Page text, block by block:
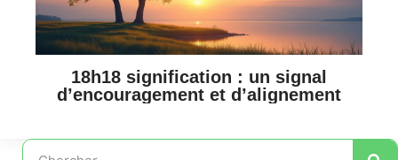
18h18 signification : un signal
d’encouragement et d’alignement